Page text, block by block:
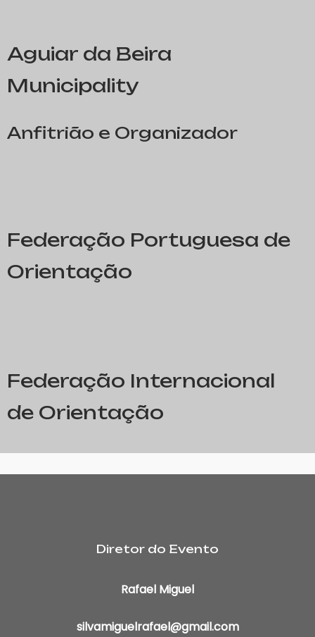
Aguiar da Beira
Municipality
Anfitrião e Organizador
Federação Portuguesa de
Orientação
Federação Internacional
de Orientação
Diretor do Evento
Rafael Miguel
silvamiguelrafael@gmail.com